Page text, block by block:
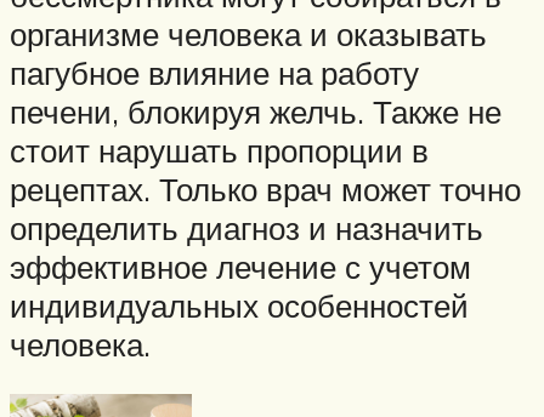
организме человека и оказывать
пагубное влияние на работу
печени, блокируя желчь. Также не
стоит нарушать пропорции в
рецептах. Только врач может точно
определить диагноз и назначить
эффективное лечение с учетом
индивидуальных особенностей
человека.